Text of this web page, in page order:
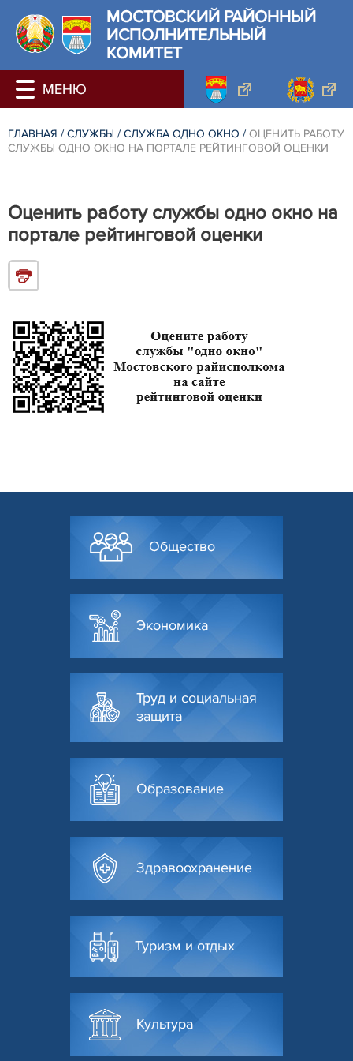
МОСТОВСКИЙ РАЙОННЫЙ
ИСПОЛНИТЕЛЬНЫЙ
КОМИТЕТ
ГЛАВНАЯ / СЛУЖБЫ / СЛУЖБА ОДНО ОКНО / ОЦЕНИТЬ РАБОТУ
СЛУЖБЫ ОДНО ОКНО НА ПОРТАЛЕ РЕЙТИНГОВОЙ ОЦЕНКИ
Оценить работу службы одно окно на
портале рейтинговой оценки
Общество
Экономика
Труд и социальная
защита
Образование
Здравоохранение
Туризм и отдых
Культура